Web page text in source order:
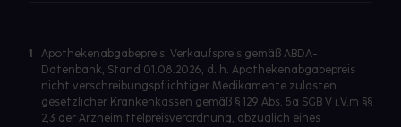
1
Apothekenabgabepreis: Verkaufspreis gemäß ABDA-
Datenbank, Stand 01.08.2026, d. h. Apothekenabgabepreis
nicht verschreibungspflichtiger Medikamente zulasten
gesetzlicher Krankenkassen gemäß § 129 Abs. 5a SGB V i.V.m §§
2,3 der Arzneimittelpreisverordnung, abzüglich eines